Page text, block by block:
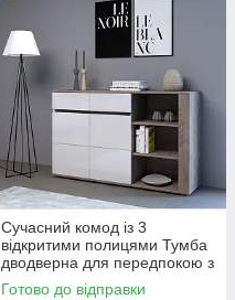
Сучасний комод із 3
відкритими полицями Тумба
дводверна для передпокою з
МДФ фасадом 150 см
Готово до відправки